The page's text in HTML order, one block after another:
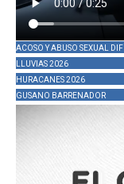
ACOSO Y ABUSO SEXUAL DIF
LLUVIAS 2026
HURACANES 2026
GUSANO BARRENADOR